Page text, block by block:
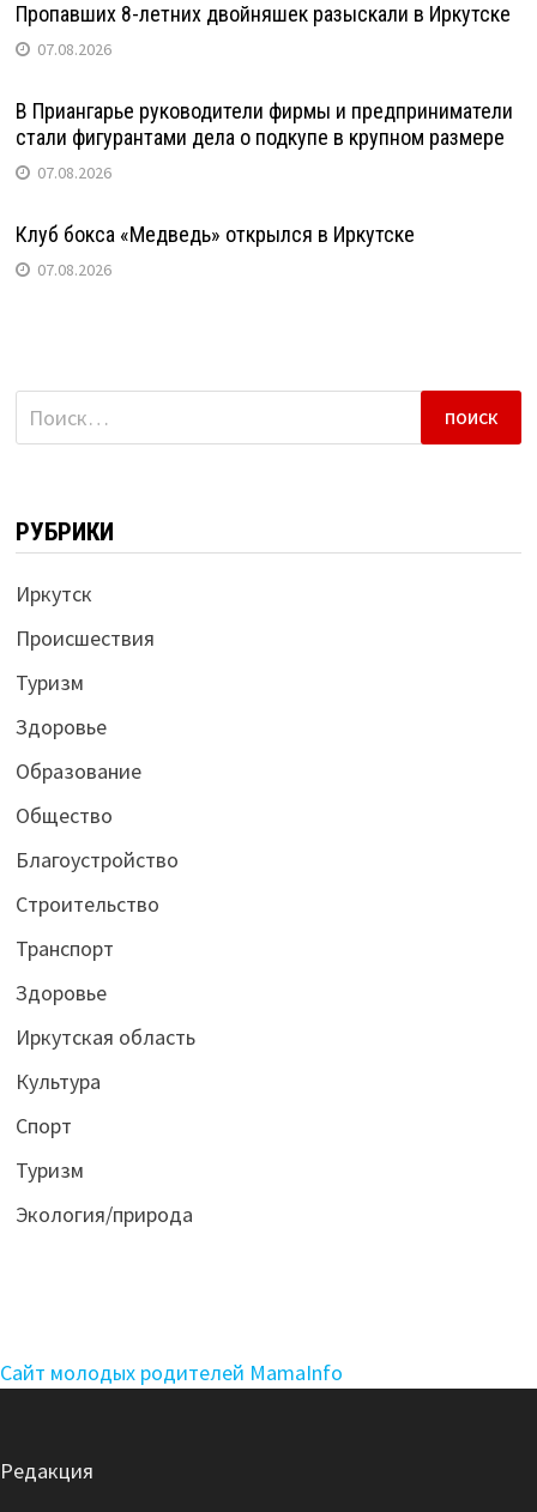
Пропавших 8-летних двойняшек разыскали в Иркутске
07.08.2026
В Приангарье руководители фирмы и предприниматели
стали фигурантами дела о подкупе в крупном размере
07.08.2026
Клуб бокса «Медведь» открылся в Иркутске
07.08.2026
Найти:
РУБРИКИ
Иркутск
Происшествия
Туризм
Здоровье
Образование
Общество
Благоустройство
Строительство
Транспорт
Здоровье
Иркутская область
Культура
Спорт
Туризм
Экология/природа
Сайт молодых родителей MamaInfo
Редакция